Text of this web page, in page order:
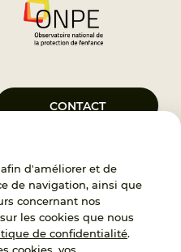
d'améliorer et de
de navigation, ainsi que
concernant nos
les cookies que nous
de confidentialité.
CONTACT
Enfance Protégée, créé le 5
les missions de service public du
et de traitement des
France Enfance
et une ressource pour
qu’un appui à l’élaboration de la
à l’activité des conseils